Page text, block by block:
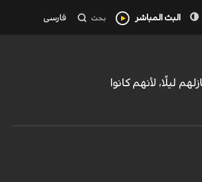
البث المباشر بحث فارسی
ليلًا، لأنهم كانوا